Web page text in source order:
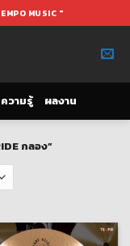
MUSIC "
วามรู้ ผลงาน
กลอง”